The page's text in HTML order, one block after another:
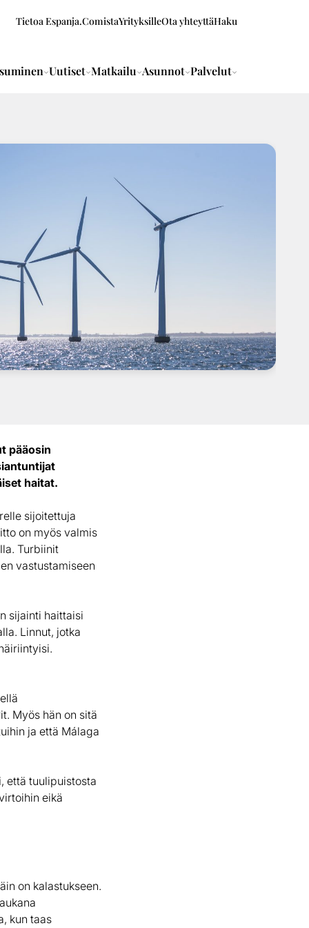
Tietoa Espanja.ComistaYrityksilleOta yhteyttäHaku
Uutiset Matkailu Asunnot Palvelut
pääosin
haitat.
sijoitettuja
on myös valmis
Turbiinit
vastustamiseen
sijainti haittaisi
Linnut, jotka
Myös hän on sitä
ja että Málaga
että tuulipuistosta
eikä
on kalastukseen.
kun taas